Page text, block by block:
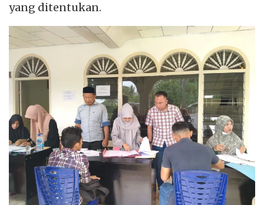
yang ditentukan.